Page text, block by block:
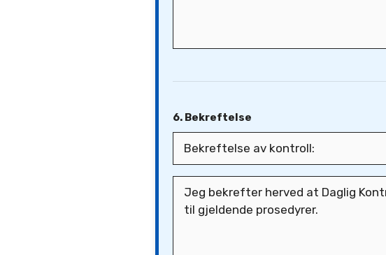
6. Bekreftelse